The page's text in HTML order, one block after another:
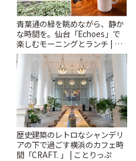
青葉通の緑を眺めながら、静か
な時間を。仙台「Echoes」で
楽しむモーニングとランチ | こ
とりっぷ
歴史建築のレトロなシャンデリ
アの下で過ごす横浜のカフェ時
間「CRAFT. 」 | ことりっぷ